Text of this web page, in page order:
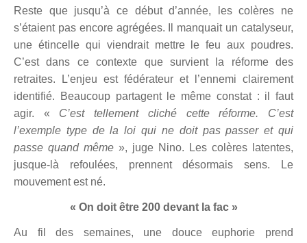
Reste que jusqu’à ce début d’année, les colères ne
s’étaient pas encore agrégées. Il manquait un catalyseur,
une étincelle qui viendrait mettre le feu aux poudres.
C’est dans ce contexte que survient la réforme des
retraites. L’enjeu est fédérateur et l’ennemi clairement
identifié. Beaucoup partagent le même constat : il faut
agir. « C’est tellement cliché cette réforme. C’est
l’exemple type de la loi qui ne doit pas passer et qui
passe quand même », juge Nino. Les col ères latentes,
jusque-là refoul ées, prennent désormais sens. Le
mouvement est né.
« On doit être 200 devant la fac »
Au fil des semaines, une douce euphorie prend